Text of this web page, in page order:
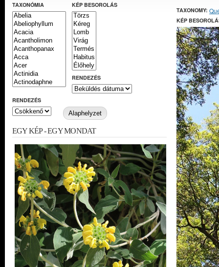
TAXONOMY:
KÉP
TAXONÓMIA KÉP BESOROLÁS
RENDEZÉS
RENDEZÉS
EGY KÉP - EGY MONDAT